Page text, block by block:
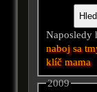
Naposledy
naboj sa
klíč mama
2009